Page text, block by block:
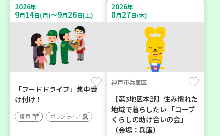
2026年
9月14日(月)～9月26日(土)
「フードドライブ」集中受
け付け！
環境 ボランティア
2026年
8月27日(木)
神戸市兵庫区
【第3地区本部】住み慣れた
地域で暮らしたい 「コープ
くらしの助け合いの会」
（会場：兵庫）